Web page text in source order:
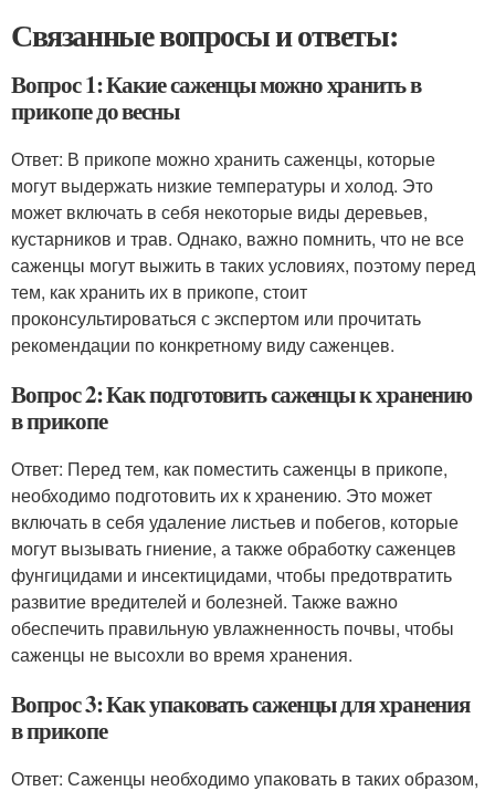
Связанные вопросы и ответы:
Вопрос 1: Какие саженцы можно хранить в
прикопе до весны
Ответ: В прикопе можно хранить саженцы, которые
могут выдержать низкие температуры и холод. Это
может включать в себя некоторые виды деревьев,
кустарников и трав. Однако, важно помнить, что не все
саженцы могут выжить в таких условиях, поэтому перед
тем, как хранить их в прикопе, стоит
проконсультироваться с экспертом или прочитать
рекомендации по конкретному виду саженцев.
Вопрос 2: Как подготовить саженцы к хранению
в прикопе
Ответ: Перед тем, как поместить саженцы в прикопе,
необходимо подготовить их к хранению. Это может
включать в себя удаление листьев и побегов, которые
могут вызывать гниение, а также обработку саженцев
фунгицидами и инсектицидами, чтобы предотвратить
развитие вредителей и болезней. Также важно
обеспечить правильную увлажненность почвы, чтобы
саженцы не высохли во время хранения.
Вопрос 3: Как упаковать саженцы для хранения
в прикопе
Ответ: Саженцы необходимо упаковать в таких образом,